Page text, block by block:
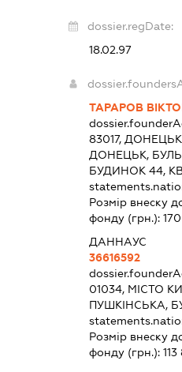
dossier.regDate:
18.02.97
ТАРАРОВ
83017,
ДОНЕЦЬК,
БУДИНОК 44,
Розмір внеску
фонду (грн.):
ДАННАУС
36616592
01034, МІСТО
ПУШКІНСЬКА,
Розмір внеску
фонду (грн.):